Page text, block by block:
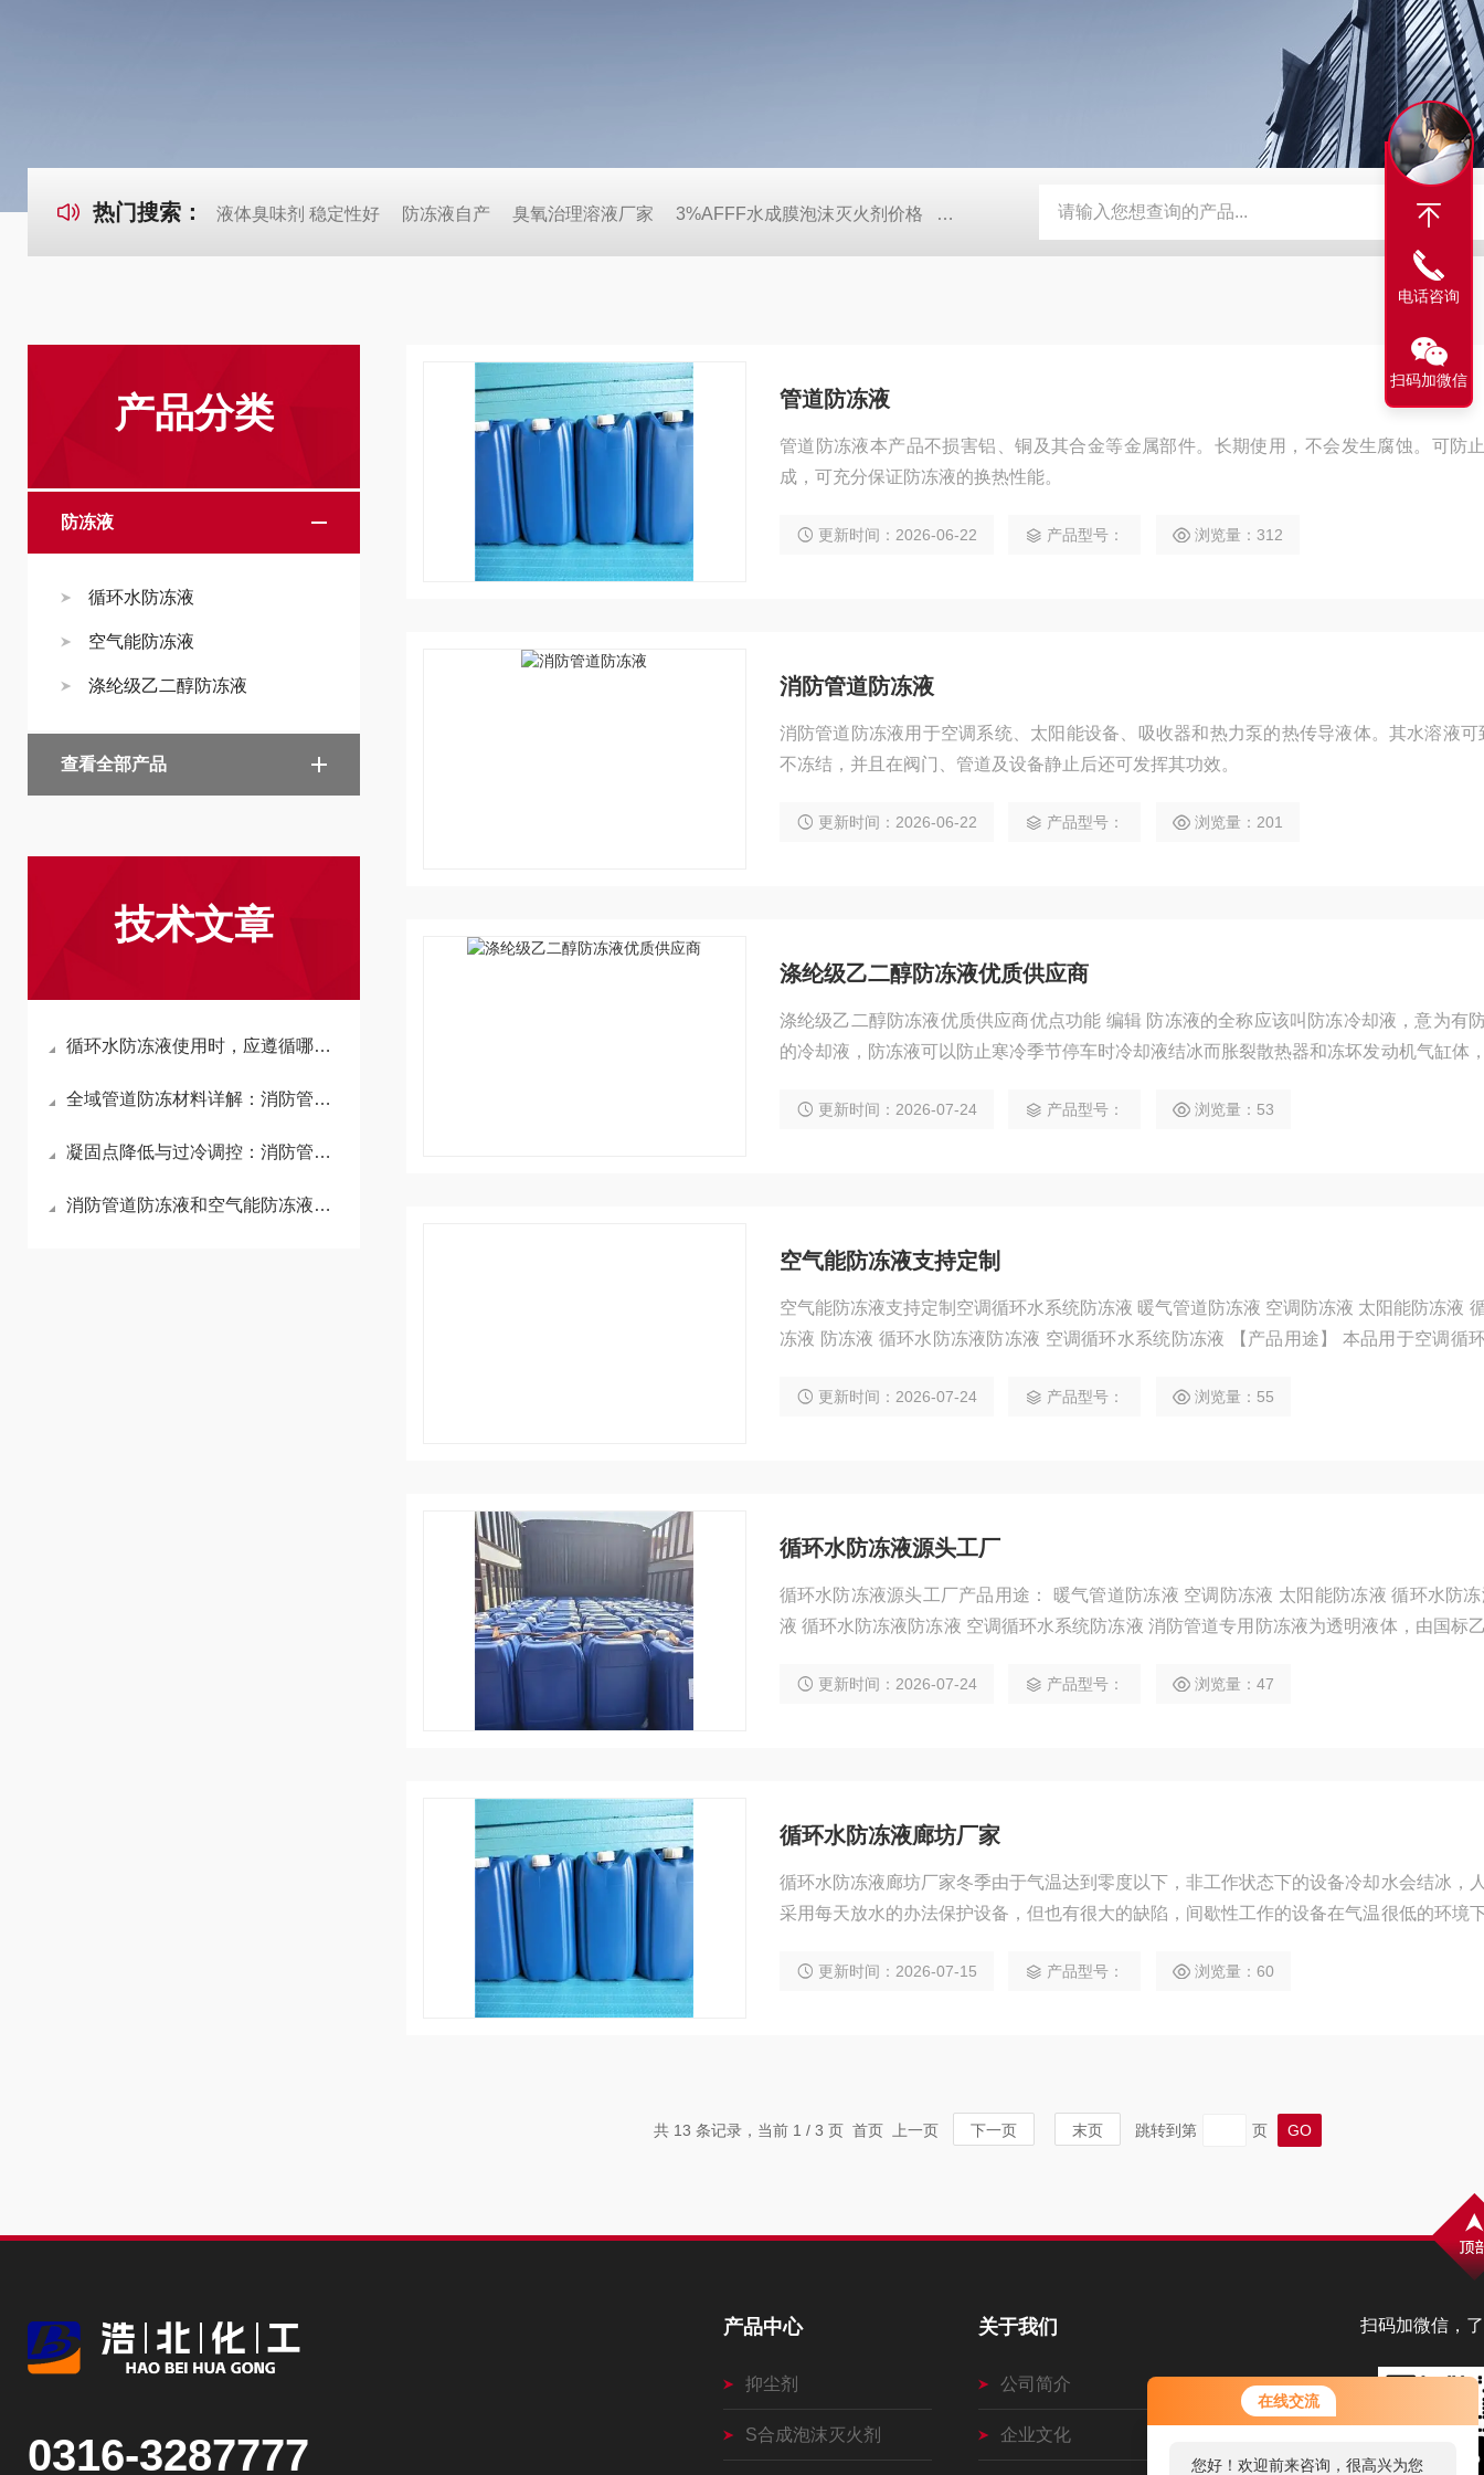
在线交流
您好！欢迎前来咨询，很高兴为您
热门搜索： 液体臭味剂 稳定性好 防冻液自产 臭氧治理溶液厂家 3%AFFF水成膜泡沫灭火剂价格 泡沫灭火剂询价 液体臭味剂 消泡剂生产厂家 反渗透阻垢剂厂
产品分类
防冻液
循环水防冻液
空气能防冻液
涤纶级乙二醇防冻液
查看全部产品
技术文章
循环水防冻液使用时，应遵循哪些步骤？
全域管道防冻材料详解：消防管道防冻液与空气能防冻液作用原理、应用区别与选型技巧
凝固点降低与过冷调控：消防管道防冻液的热力学屏障原理
消防管道防冻液和空气能防冻液原理、产品特点及适用场景汇总
管道防冻液
管道防冻液本产品不损害铝、铜及其合金等金属部件。长期使用，不会发生腐蚀。可防
成，可充分保证防冻液的换热性能。
更新时间：2026-06-22 产品型号： 浏览量：312
消防管道防冻液
消防管道防冻液用于空调系统、太阳能设备、吸收器和热力泵的热传导液体。其水溶液可
不冻结，并且在阀门、管道及设备静止后还可发挥其功效。
更新时间：2026-06-22 产品型号： 浏览量：201
涤纶级乙二醇防冻液优质供应商
涤纶级乙二醇防冻液优质供应商优点功能 编辑 防冻液的全称应该叫防冻冷却液，意为有
的冷却液，防冻液可以防止寒冷季节停车时冷却液结冰而胀裂散热器和冻坏发动机气缸体
机防冻液，特殊车辆防冻液更换频率要高。 汽车防冻剂的种类很多，像无机物中的氯化
更新时间：2026-07-24 产品型号： 浏览量：53
空气能防冻液支持定制
空气能防冻液支持定制空调循环水系统防冻液 暖气管道防冻液 空调防冻液 太阳能防冻液 循环水防
冻液 防冻液 循环水防冻液防冻液 空调循环水系统防冻液 【产品用途】 本品用于空调循环系水系
剂。即能保护铁和铝，也保护铜及其合金。合成材料如聚乙烯，聚丙烯不受本防冻剂腐蚀
更新时间：2026-07-24 产品型号： 浏览量：55
循环水防冻液源头工厂
循环水防冻液源头工厂产品用途： 暖气管道防冻液 空调防冻液 太阳能防冻液 循环水防冻液 防冻
液 循环水防冻液防冻液 空调循环水系统防冻液 消防管道专用防冻液为透明液体，由国标乙二醇，
有害物质，冬季使用可以保证设备的各项工艺参数达到设计要求。 使用方法： 1、先将设备系统的
更新时间：2026-07-24 产品型号： 浏览量：47
循环水防冻液廊坊厂家
循环水防冻液廊坊厂家冬季由于气温达到零度以下，非工作状态下的设备冷却水会结冰，
采用每天放水的办法保护设备，但也有很大的缺陷，间歇性工作的设备在气温很低的环境
保证长期使用中的设备的各项要求，延长设备的使用寿命。 产品特性 本产品用于空调系
更新时间：2026-07-15 产品型号： 浏览量：60
共 13 条记录，当前 1 / 3 页 首页 上一页 下一页 末页 跳转到第 页
扫码加微信，
0316-3287777
产品中心
抑尘剂
S合成泡沫灭火剂
关于我们
公司简介
企业文化
电话咨询
扫码加微信